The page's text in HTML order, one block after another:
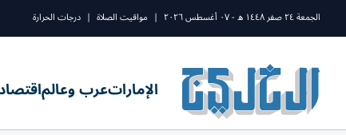
الجمعة ٢٤ صفر ١٤٤٨ ه - ٠٧ أغسطس ٢٠٢٦ | مواقيت الصلاة | درجات الحرارة
الإماراتعرب وعالم